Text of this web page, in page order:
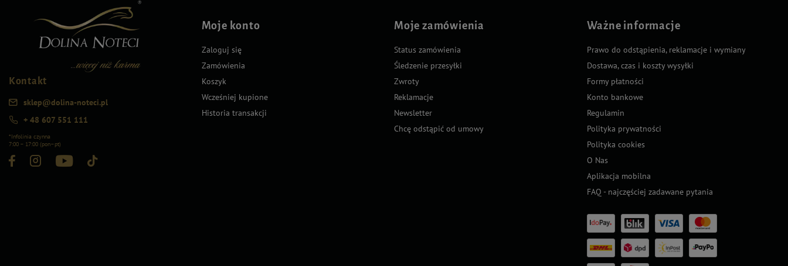
Kontakt
sklep@dolina-noteci.pl
+ 48 607 551 111
*Infolinia czynna
7:00 – 17:00 (pon–pt)
Moje konto
Zaloguj się
Zamówienia
Koszyk
Wcześniej kupione
Historia transakcji
Moje zamówienia
Status zamówienia
Śledzenie przesyłki
Zwroty
Reklamacje
Newsletter
Chcę odstąpić od umowy
Ważne informacje
Prawo do odstąpienia, reklamacje i wymiany
Dostawa, czas i koszty wysyłki
Formy płatności
Konto bankowe
Regulamin
Polityka prywatności
Polityka cookies
O Nas
Aplikacja mobilna
FAQ - najczęściej zadawane pytania